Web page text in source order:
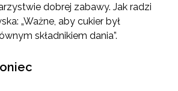
dobrej zabawy. Jak radzi
„Ważne, aby cukier był
składnikiem dania”.